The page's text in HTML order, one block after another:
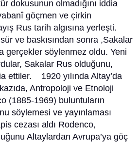
dokusunun olmadığını iddia
göçmen ve çirkin
Rus tarih algısına yerleşti.
ve baskısından sonra ,Sakalar
gerçekler söylenmez oldu. Yeni
Sakalar Rus olduğunu,
ettiler. 1920 yılında Altay’da
Antropoloji ve Etnoloji
(1885-1969) buluntuların
söylemesi ve yayınlaması
cezası aldı Rodenco,
Altaylardan Avrupa’ya göç